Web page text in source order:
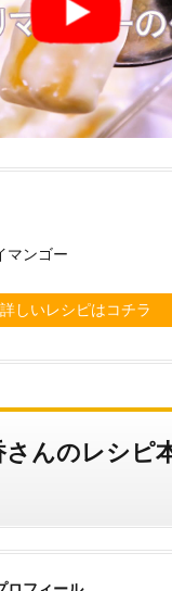
マンゴー
詳しいレシピはコチラ
さんのレシピ